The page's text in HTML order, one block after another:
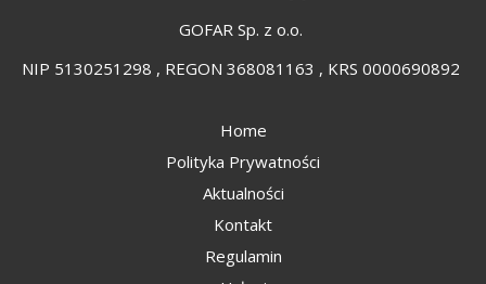
GOFAR Sp. z o.o.
NIP 5130251298 , REGON 368081163 , KRS 0000690892
Home
Polityka Prywatności
Aktualności
Kontakt
Regulamin